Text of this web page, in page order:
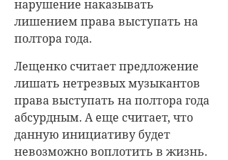
нарушение наказывать
лишением права выступать на
полтора года.
Лещенко считает предложение
лишать нетрезвых музыкантов
права выступать на полтора года
абсурдным. А еще считает, что
данную инициативу будет
невозможно воплотить в жизнь.